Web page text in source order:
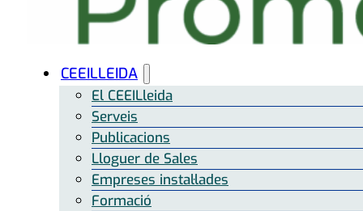
CEEILLEIDA
El CEEILleida
Serveis
Publicacions
Lloguer de Sales
Empreses instal·lades
Formació